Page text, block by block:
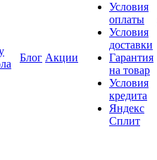
Блог Акции
Условия
оплаты
Условия
доставки
Гарантия
на товар
Условия
кредита
Яндекс
Сплит